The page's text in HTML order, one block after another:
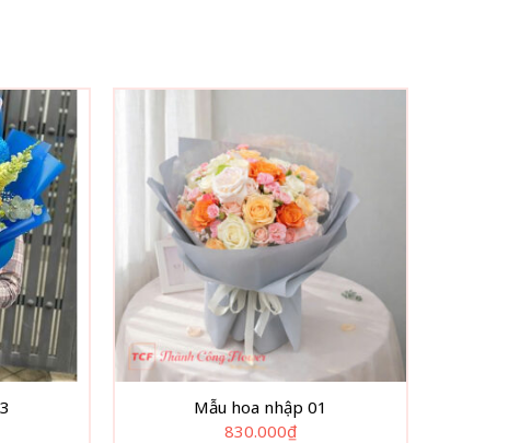
Mẫu hoa nhập 01
830.000₫